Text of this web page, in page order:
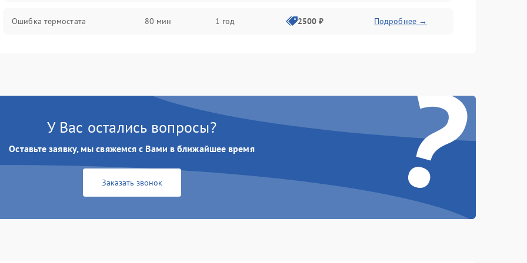
Ошибка термостата 80 мин 1 год 2500 ₽ Подробнее →
?
У Вас остались вопросы?
Оставьте заявку, мы свяжемся с Вами в ближайшее время
Заказать звонок